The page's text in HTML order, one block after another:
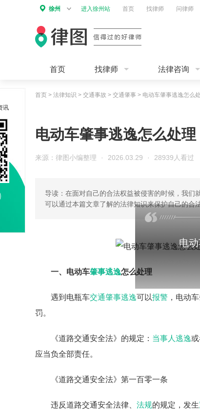
徐州 进入徐州站 首页 找律师 问律师
首页 找律师 法律咨询
首页 > 法律知识 > 交通事故 > 交通肇事 > 电动车肇事逃逸怎么
电动车肇事逃逸怎么处理
来源：律图小编整理 · 2026.03.29 · 28939人看过
导读：在面对自己的合法权益被侵害的时候，我们
可以通过本篇文章了解的法律知识来保护自己的合
电
一、电动车肇事逃逸怎么处理
遇到电瓶车交通肇事逃逸可以报警 ，电动
罚。
《道路交通安全法》的规定： 当事人 逃逸或
应当负全部责任。
《道路交通安全法》第一百零一条
违反道路交通安全法律、 法规的规定，发生
讯